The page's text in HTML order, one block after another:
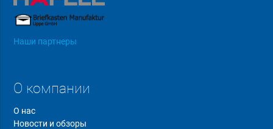
Наши партнеры
О компании
О нас
Новости и обзоры